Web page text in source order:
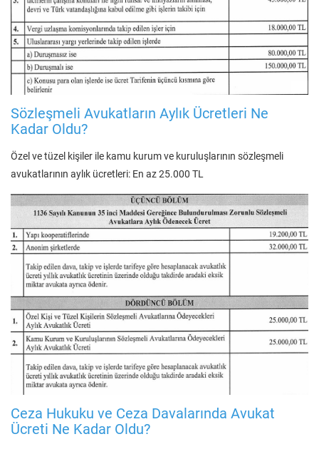
Sözleşmeli Avukatların Aylık Ücretleri Ne
Kadar Oldu?
Özel ve tüzel kişiler ile kamu kurum ve kuruluşlarının sözleşmeli
avukatlarının aylık ücretleri: En az 25.000 TL
Ceza Hukuku ve Ceza Davalarında Avukat
Ücreti Ne Kadar Oldu?